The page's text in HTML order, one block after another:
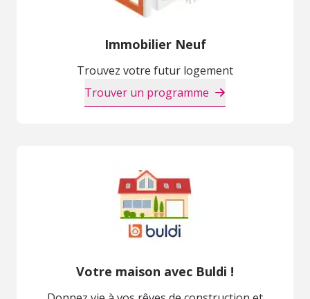
Immobilier Neuf
Trouvez votre futur logement
Trouver un programme
Votre maison avec Buldi !